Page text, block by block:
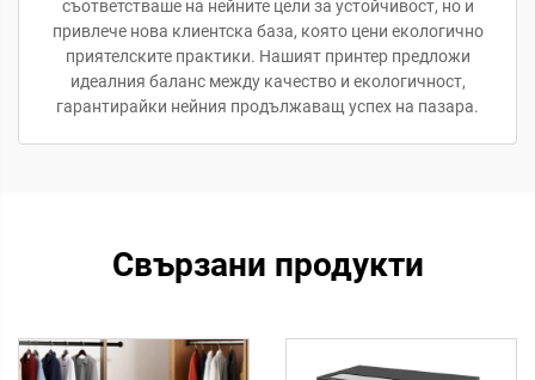
съответстваше на нейните цели за устойчивост, но и
привлече нова клиентска база, която цени екологично
приятелските практики. Нашият принтер предложи
идеалния баланс между качество и екологичност,
гарантирайки нейния продължаващ успех на пазара.
Свързани продукти